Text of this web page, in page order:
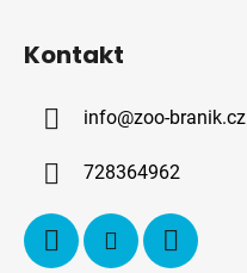
Kontakt
info@zoo-branik.cz
728364962